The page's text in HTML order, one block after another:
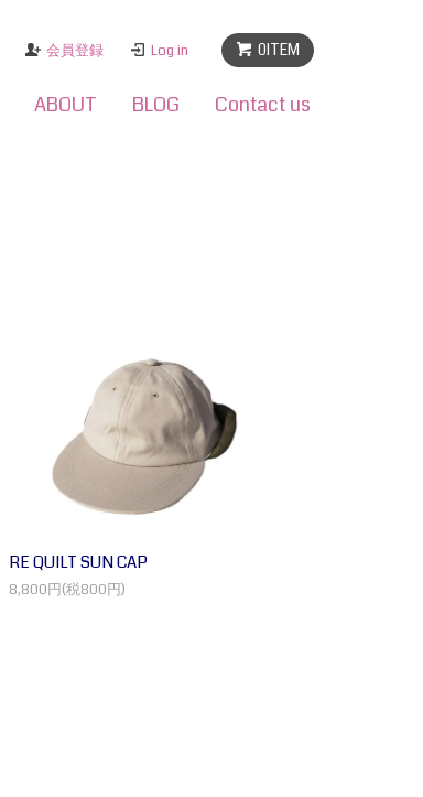
0ITEM
会員登録 Log in
ABOUT BLOG Contact us
RE QUILT SUN CAP
8,800円(税800円)